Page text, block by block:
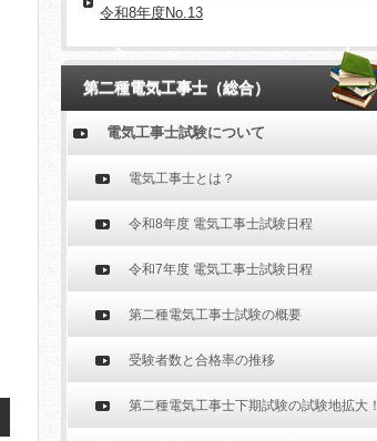
令和8年度No.13
第二種電気工事士（総合）
電気工事士試験について
電気工事士とは？
令和8年度 電気工事士試験日程
令和7年度 電気工事士試験日程
第二種電気工事士試験の概要
受験者数と合格率の推移
第二種電気工事士下期試験の試験地拡大！